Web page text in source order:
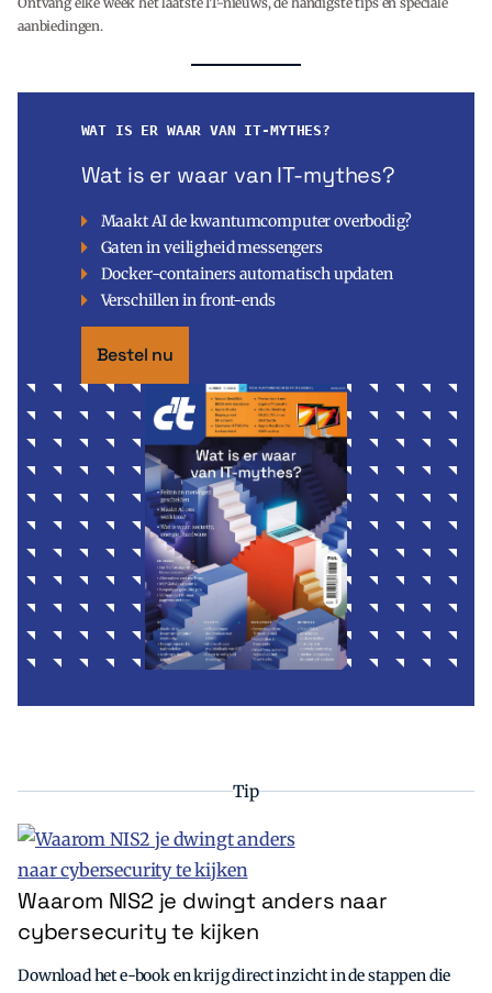
aanbiedingen.
WAT IS ER WAAR VAN IT-MYTHES?
Wat is er waar van IT-mythes?
Maakt AI de kwantumcomputer overbodig?
Gaten in veiligheid messengers
Docker-containers automatisch updaten
Verschillen in front-ends
Bestel nu
Tip
Waarom NIS2 je dwingt anders naar
cybersecurity te kijken
Download het e-book en krijg direct inzicht in de stappen die